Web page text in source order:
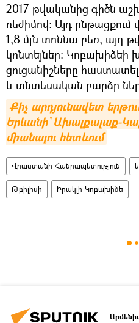
2017 թվականից գիծն
ռեժիմով։ Այդ
1,8 մլն տոննա բեռ, այդ
կոնտեյներ։ Կոբախիձեի
ցուցանիշները
և տնտեսական բարձր
Քիչ արդյունավետ
Երևանի` Ախալքալաք-
միանալու հետևում
Վրաստանի Հանրապետություն
Թբիլիսի Իրակլի Կոբախիձե